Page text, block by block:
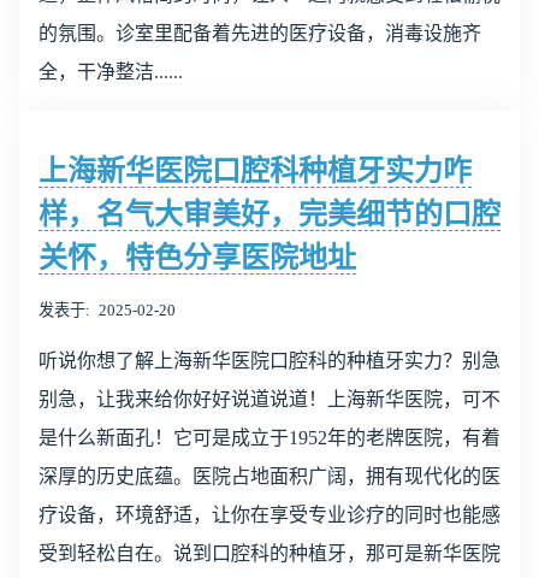
的氛围。诊室里配备着先进的医疗设备，消毒设施齐
全，干净整洁......
上海新华医院口腔科种植牙实力咋
样，名气大审美好，完美细节的口腔
关怀，特色分享医院地址
发表于 2025-02-20
听说你想了解上海新华医院口腔科的种植牙实力？别急
别急，让我来给你好好说道说道！上海新华医院，可不
是什么新面孔！它可是成立于1952年的老牌医院，有着
深厚的历史底蕴。医院占地面积广阔，拥有现代化的医
疗设备，环境舒适，让你在享受专业诊疗的同时也能感
受到轻松自在。说到口腔科的种植牙，那可是新华医院